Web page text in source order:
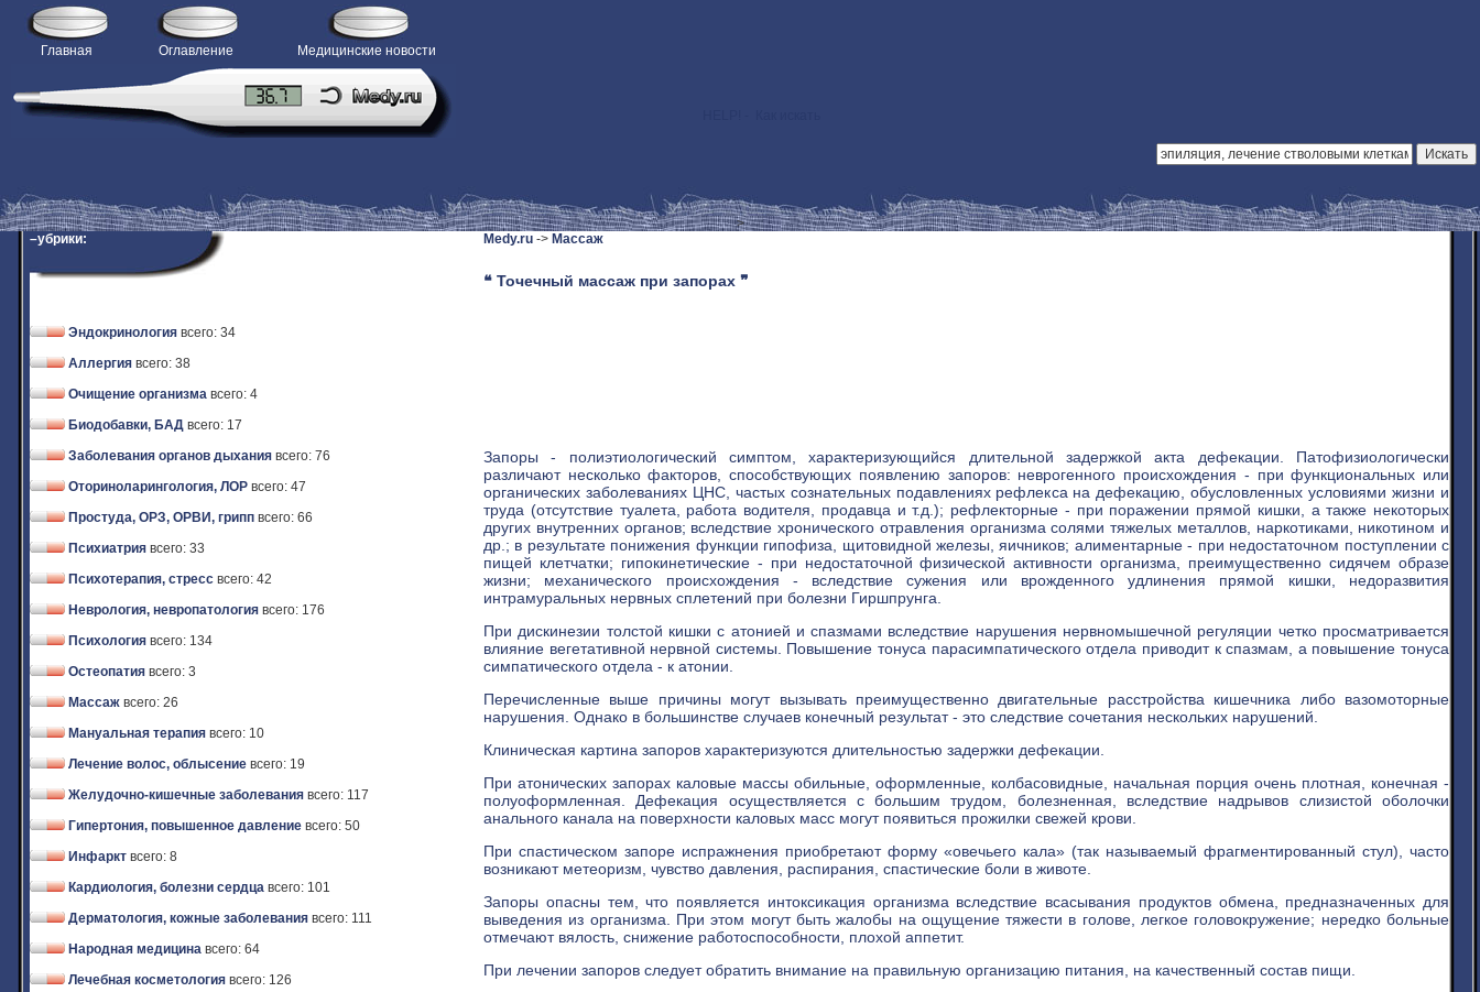
Главная Оглавление Медицинские новости
>
–убрики:
Эндокринология всего: 34
Аллергия всего: 38
Очищение организма всего: 4
Биодобавки, БАД всего: 17
Заболевания органов дыхания всего: 76
Оториноларингология, ЛОР всего: 47
Простуда, ОРЗ, ОРВИ, грипп всего: 66
Психиатрия всего: 33
Психотерапия, стресс всего: 42
Неврология, невропатология всего: 176
Психология всего: 134
Остеопатия всего: 3
Массаж всего: 26
Мануальная терапия всего: 10
Лечение волос, облысение всего: 19
Желудочно-кишечные заболевания всего: 117
Гипертония, повышенное давление всего: 50
Инфаркт всего: 8
Кардиология, болезни сердца всего: 101
Дерматология, кожные заболевания всего: 111
Народная медицина всего: 64
Лечебная косметология всего: 126
Medy.ru -> Массаж
❝ Точечный массаж при запорах ❞
Запоры - полиэтиологический симптом, характеризующийся длительной задержкой акта дефекации. Патофизиологически
различают несколько факторов, способствующих появлению запоров: неврогенного происхождения - при функциональных или
органических заболеваниях ЦНС, частых сознательных подавлениях рефлекса на дефекацию, обусловленных условиями жизни и
труда (отсутствие туалета, работа водителя, продавца и т.д.); рефлекторные - при поражении прямой кишки, а также некоторых
других внутренних органов; вследствие хронического отравления организма солями тяжелых металлов, наркотиками, никотином и
др.; в результате понижения функции гипофиза, щитовидной железы, яичников; алиментарные - при недостаточном поступлении с
пищей клетчатки; гипокинетические - при недостаточной физической активности организма, преимущественно сидячем образе
жизни; механического происхождения - вследствие сужения или врожденного удлинения прямой кишки, недоразвития
интрамуральных нервных сплетений при болезни Гиршпрунга.
При дискинезии толстой кишки с атонией и спазмами вследствие нарушения нервномышечной регуляции четко просматривается
влияние вегетативной нервной системы. Повышение тонуса парасимпатического отдела приводит к спазмам, а повышение тонуса
симпатического отдела - к атонии.
Перечисленные выше причины могут вызывать преимущественно двигательные расстройства кишечника либо вазомоторные
нарушения. Однако в большинстве случаев конечный результат - это следствие сочетания нескольких нарушений.
Клиническая картина запоров характеризуются длительностью задержки дефекации.
При атонических запорах каловые массы обильные, оформленные, колбасовидные, начальная порция очень плотная, конечная -
полуоформленная. Дефекация осуществляется с большим трудом, болезненная, вследствие надрывов слизистой оболочки
анального канала на поверхности каловых масс могут появиться прожилки свежей крови.
При спастическом запоре испражнения приобретают форму «овечьего кала» (так называемый фрагментированный стул), часто
возникают метеоризм, чувство давления, распирания, спастические боли в животе.
Запоры опасны тем, что появляется интоксикация организма вследствие всасывания продуктов обмена, предназначенных для
выведения из организма. При этом могут быть жалобы на ощущение тяжести в голове, легкое головокружение; нередко больные
отмечают вялость, снижение работоспособности, плохой аппетит.
При лечении запоров следует обратить внимание на правильную организацию питания, на качественный состав пищи.